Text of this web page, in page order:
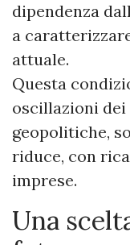
dipendenza
a
attuale.
Questa
oscillazioni
geopolitiche,
riduce, con
imprese.
Una